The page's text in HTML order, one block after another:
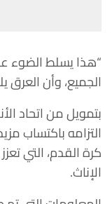
“هذا يسلط الضوء
الجميع، وأن العرق
بتمويل من اتحاد
التزامه باكتساب
كرة القدم، التي
الإناث.